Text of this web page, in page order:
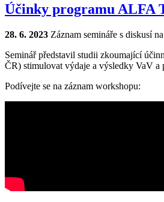
Účinky programu ALFA
28. 6. 2023 Záznam semináře s diskusí
Seminář představil studii zkoumající
ČR) stimulovat výdaje a výsledky VaV
Podívejte se na záznam workshopu: